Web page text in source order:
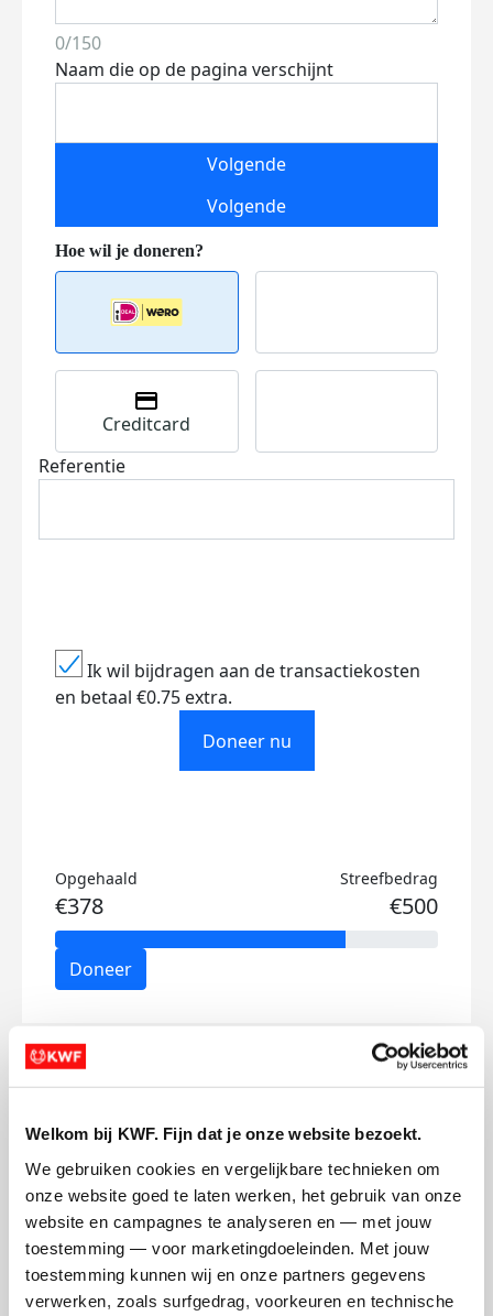
Welkom bij KWF. Fijn dat je onze website bezoekt.
We gebruiken cookies en vergelijkbare technieken om
onze website goed te laten werken, het gebruik van onze
website en campagnes te analyseren en — met jouw
toestemming — voor marketingdoeleinden. Met jouw
toestemming kunnen wij en onze partners gegevens
verwerken, zoals surfgedrag, voorkeuren en technische
0/150
Naam die op de pagina verschijnt
Volgende
Volgende
Creditcard
Referentie
Ik wil bijdragen aan de transactiekosten
en betaal €0.75 extra.
Doneer nu
Opgehaald
€378
Streefbedrag
€500
Doneer